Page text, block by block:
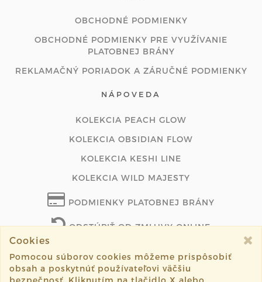
OBCHODNÉ PODMIENKY
OBCHODNÉ PODMIENKY PRE VYUŽÍVANIE
PLATOBNEJ BRÁNY
REKLAMAČNÝ PORIADOK A ZÁRUČNÉ PODMIENKY
NÁPOVEDA
KOLEKCIA PEACH GLOW
KOLEKCIA OBSIDIAN FLOW
KOLEKCIA KESHI LINE
KOLEKCIA WILD MAJESTY
PODMIENKY PLATOBNEJ BRÁNY
ODSTÚPIŤ OD ZMLUVY ONLINE
©2026 lunajewelry.sk všetky práva vyhradené.
Cookies
Pomocou súborov cookies môžeme prispôsobiť
obsah a poskytnúť používateľovi väčšiu
bezpečnosť. Kliknutím na tlačidlo X alebo